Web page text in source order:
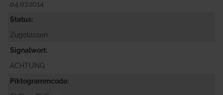
04.07.2014
Status
Zugelassen
Signalwort
ACHTUNG
Piktogrammcode